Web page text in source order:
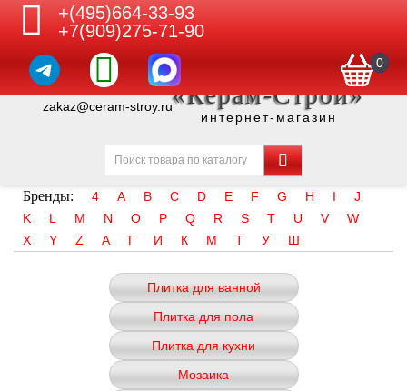
+(495)664-33-93
+7(909)275-71-90
0
zakaz@ceram-stroy.ru«Керам-Строй»
интернет-магазин
Бренды: 4 A B C D E F G H I
J
K
L M N O P Q R S T U V
W
X
Y Z А Г И К М Т У Ш
Плитка для ванной
Плитка для пола
Плитка для кухни
Мозаика